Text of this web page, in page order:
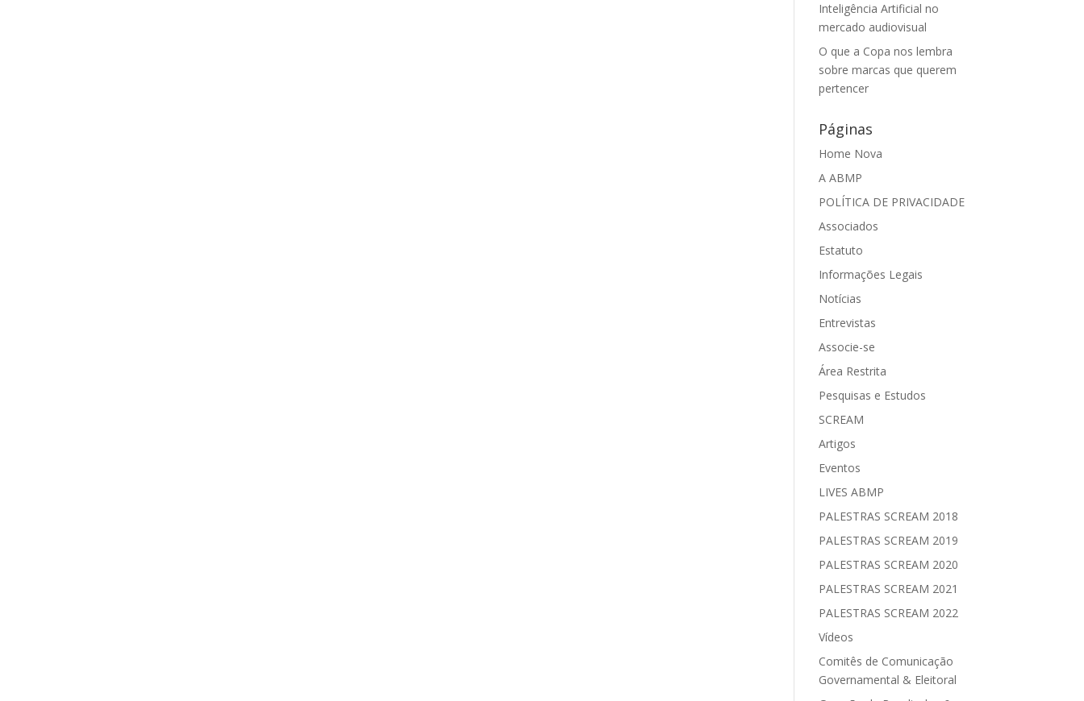
Inteligência Artificial no
mercado audiovisual
O que a Copa nos lembra
sobre marcas que querem
pertencer
Páginas
Home Nova
A ABMP
POLÍTICA DE PRIVACIDADE
Associados
Estatuto
Informações Legais
Notícias
Entrevistas
Associe-se
Área Restrita
Pesquisas e Estudos
SCREAM
Artigos
Eventos
LIVES ABMP
PALESTRAS SCREAM 2018
PALESTRAS SCREAM 2019
PALESTRAS SCREAM 2020
PALESTRAS SCREAM 2021
PALESTRAS SCREAM 2022
Vídeos
Comitês de Comunicação
Governamental & Eleitoral